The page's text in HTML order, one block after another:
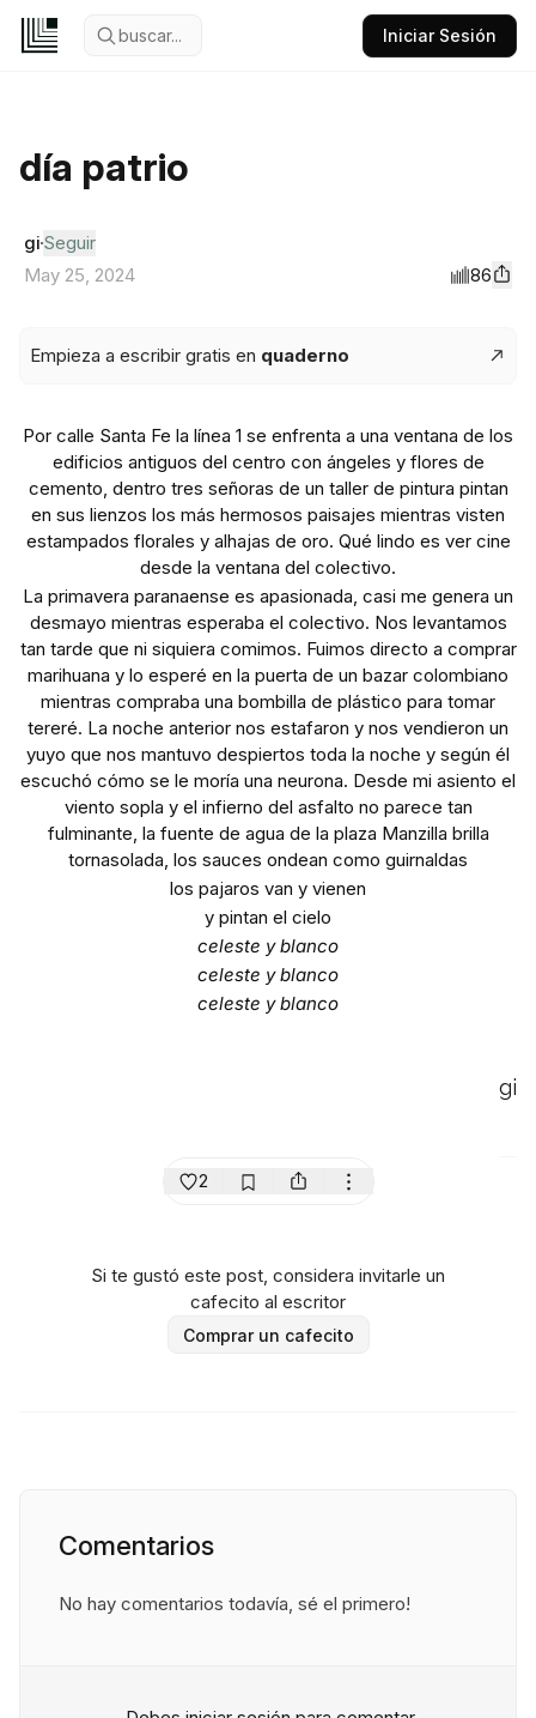
buscar... Iniciar Sesión
día patrio
gi Seguir
May 25, 2024
86
Empieza a escribir gratis en quaderno
Por calle Santa Fe la línea 1 se enfrenta a una ventana de los
edificios antiguos del centro con ángeles y flores de
cemento, dentro tres señoras de un taller de pintura pintan
en sus lienzos los más hermosos paisajes mientras visten
estampados florales y alhajas de oro. Qué lindo es ver cine
desde la ventana del colectivo.
La primavera paranaense es apasionada, casi me genera un
desmayo mientras esperaba el colectivo. Nos levantamos
tan tarde que ni siquiera comimos. Fuimos directo a comprar
marihuana y lo esperé en la puerta de un bazar colombiano
mientras compraba una bombilla de plástico para tomar
tereré. La noche anterior nos estafaron y nos vendieron un
yuyo que nos mantuvo despiertos toda la noche y según él
escuchó cómo se le moría una neurona. Desde mi asiento el
viento sopla y el infierno del asfalto no parece tan
fulminante, la fuente de agua de la plaza Manzilla brilla
tornasolada, los sauces ondean como guirnaldas
los pajaros van y vienen
y pintan el cielo
celeste y blanco
celeste y blanco
celeste y blanco
gi
2
Si te gustó este post, considera invitarle un
cafecito al escritor
Comprar un cafecito
Comentarios
No hay comentarios todavía, sé el primero!